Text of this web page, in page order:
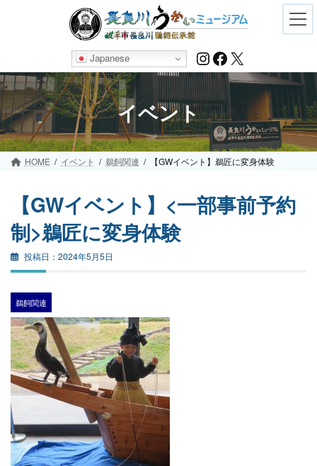
Japanese Instagram
Facebook
X
イベント
HOME イベント 鵜飼関連 【GWイベント】鵜匠に変身体験
【GWイベント】<一部事前予約
制>鵜匠に変身体験
2024年5月5日
鵜飼関連